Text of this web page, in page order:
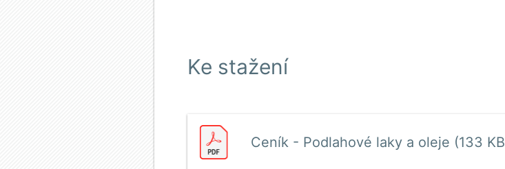
Ke stažení
Ceník - Podlahové laky a oleje (133